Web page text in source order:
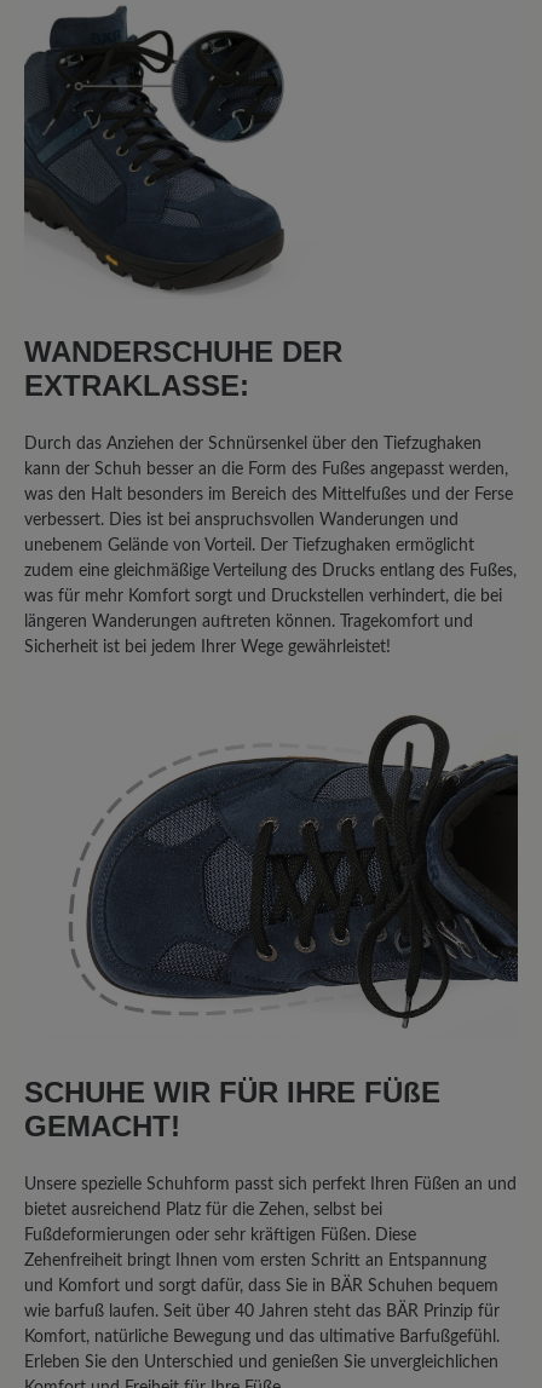
21. Januar 2024 20:22
Bewertung mit 5 von 5 Sternen
Sehr gut- wasserdicht/Vollleder wäre
noch besser
Sehr guter Wanderschuh, der Breite
vernünftigen! Sohle die man wirklich
gebrauchen kann beim Wandern
dicken Sohle ist sie trotzdem sehr
flexibel im Vergleich zu konventionellen
Wanderschuhsohlen. Also für
Wanderungen wo es nicht jeden Tag
regnen soll ein sehr guter Schuh! Wenn
der Schuh jetzt noch aus Vollleder wäre
dann wäre es der wirklich perfekte
Barfußwanderschuh für mich. Achja und
von Bär ist ja aus Leder aber den finde
7. Januar 2024 16:30
Bewertung mit 5 von 5 Sternen
Bequemer Laufschuh
Ich suchte einen guten Laufschuh für
Dieser Schuh ist sehr bequem, der Fuß
hat Platz. Ich bin an sich sehr zufrieden
damit. Leider kommt dann doch
der Schuh nicht als wasserdicht
beworben wurde, sondern nur als
wasserabweisend. Insofern kann ich
sagen: alles TOP
14. April 2023 10:14
WANDERSCHUHE DER
EXTRAKLASSE:
Durch das Anziehen der Schnürsenkel über den Tiefzughaken
kann der Schuh besser an die Form des Fußes angepasst werden,
was den Halt besonders im Bereich des Mittelfußes und der Ferse
verbessert. Dies ist bei anspruchsvollen Wanderungen und
unebenem Gelände von Vorteil. Der Tiefzughaken ermöglicht
zudem eine gleichmäßige Verteilung des Drucks entlang des Fußes,
was für mehr Komfort sorgt und Druckstellen verhindert, die bei
längeren Wanderungen auftreten können. Tragekomfort und
Sicherheit ist bei jedem Ihrer Wege gewährleistet!
SCHUHE WIR FÜR IHRE FÜßE
GEMACHT!
Unsere spezielle Schuhform passt sich perfekt Ihren Füßen an und
bietet ausreichend Platz für die Zehen, selbst bei
Fußdeformierungen oder sehr kräftigen Füßen. Diese
Zehenfreiheit bringt Ihnen vom ersten Schritt an Entspannung
und Komfort und sorgt dafür, dass Sie in BÄR Schuhen bequem
wie barfuß laufen. Seit über 40 Jahren steht das BÄR Prinzip für
Komfort, natürliche Bewegung und das ultimative Barfußgefühl.
Erleben Sie den Unterschied und genießen Sie unvergleichlichen